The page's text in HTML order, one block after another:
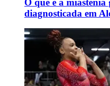
diagnosticada em